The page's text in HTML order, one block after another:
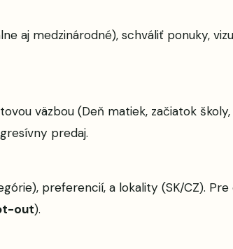
aj medzinárodné), schváliť ponuky,
väzbou (Deň matiek, začiatok školy,
predaj.
preferencií, a lokality (SK/CZ).
out).